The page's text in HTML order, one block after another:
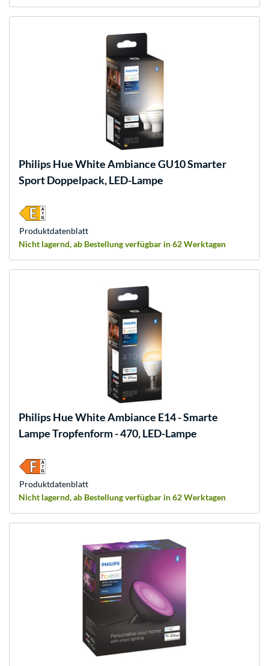
Philips HueWhite Ambiance GU10 Smarter
Sport Doppelpack, LED-Lampe
Nicht lagernd, ab Bestellung verfügbar in 62 Werktagen
Produkt­datenblatt
Philips HueWhite Ambiance E14 - Smarte
Lampe Tropfenform - 470, LED-Lampe
Nicht lagernd, ab Bestellung verfügbar in 62 Werktagen
Produkt­datenblatt